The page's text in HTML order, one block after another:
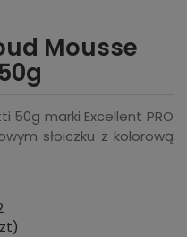
Mousse
50g marki Excellent PRO
słoiczku z kolorową